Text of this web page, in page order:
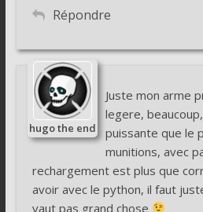
Répondre
hugo the end
Juste mon arme
legere,
puissante que le
munitions, avec
rechargement est plus que
avoir avec le python, il faut
vaut pas grand chose